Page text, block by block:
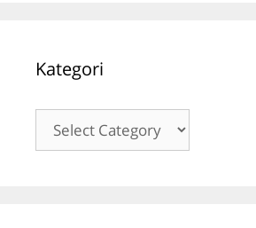
Kategori
Kategori